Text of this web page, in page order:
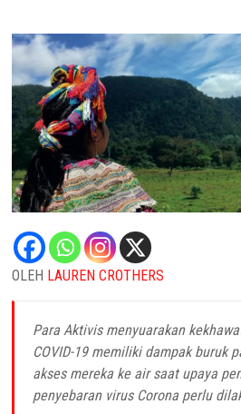
OLEH LAUREN CROTHERS
Para Aktivis menyuarakan
COVID-19 memiliki dampak buruk
akses mereka ke air saat upaya
penyebaran virus Corona perlu